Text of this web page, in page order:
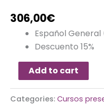
306,00€
Español
Descuento 15%
Add to cart
Categories: Cursos